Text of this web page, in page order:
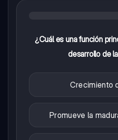
¿Cuál es una función
desarrollo de
Crecimiento
Promueve la